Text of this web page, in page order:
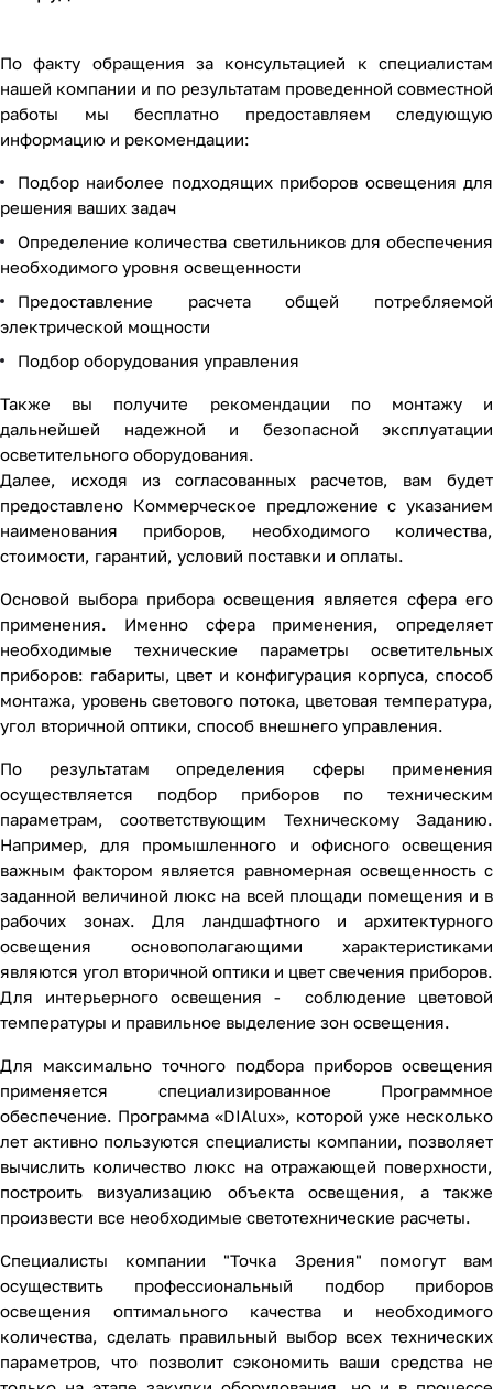
По факту обращения за консультацией к специалистам
нашей компании и по результатам проведенной совместной
работы мы бесплатно предоставляем следующую
информацию и рекомендации:
Подбор наиболее подходящих приборов освещения для
решения ваших задач
Определение количества светильников для обеспечения
необходимого уровня освещенности
Предоставление расчета общей потребляемой
электрической мощности
Подбор оборудования управления
Также вы получите рекомендации по монтажу и
дальнейшей надежной и безопасной эксплуатации
осветительного оборудования.
Далее, исходя из согласованных расчетов, вам будет
предоставлено Коммерческое предложение с указанием
наименования приборов, необходимого количества,
стоимости, гарантий, условий поставки и оплаты.
Основой выбора прибора освещения является сфера его
применения. Именно сфера применения, определяет
необходимые технические параметры осветительных
приборов: габариты, цвет и конфигурация корпуса, способ
монтажа, уровень светового потока, цветовая температура,
угол вторичной оптики, способ внешнего управления.
По результатам определения сферы применения
осуществляется подбор приборов по техническим
параметрам, соответствующим Техническому Заданию.
Например, для промышленного и офисного освещения
важным фактором является равномерная освещенность с
заданной величиной люкс на всей площади помещения и в
рабочих зонах. Для ландшафтного и архитектурного
освещения основополагающими характеристиками
являются угол вторичной оптики и цвет свечения приборов.
Для интерьерного освещения - соблюдение цветовой
температуры и правильное выделение зон освещения.
Для максимально точного подбора приборов освещения
применяется специализированное Программное
обеспечение. Программа «DIAlux», которой уже несколько
лет активно пользуются специалисты компании, позволяет
вычислить количество люкс на отражающей поверхности,
построить визуализацию объекта освещения, а также
произвести все необходимые светотехнические расчеты.
Специалисты компании "Точка Зрения" помогут вам
осуществить профессиональный подбор приборов
освещения оптимального качества и необходимого
количества, сделать правильный выбор всех технических
параметров, что позволит сэкономить ваши средства не